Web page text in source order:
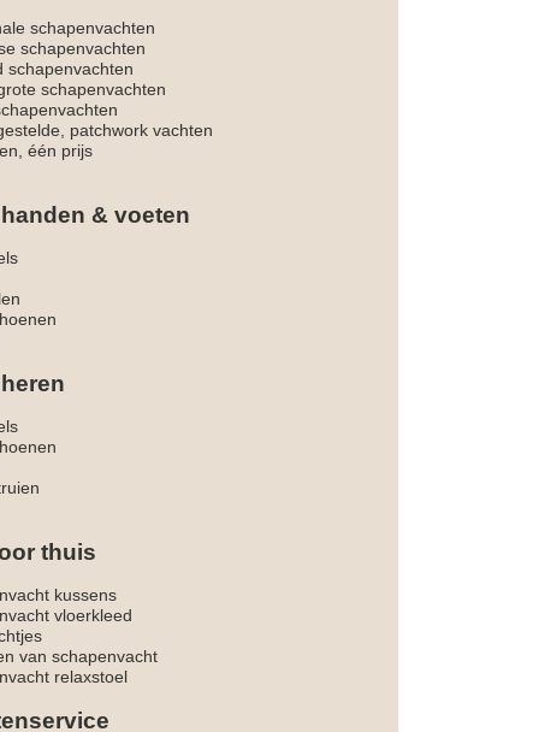
schapenvachten
schapenvachten
schapenvachten
schapenvachten
patchwork vachten
één prijs
& voeten
thuis
kussens
vloerkleed
van schapenvacht
relaxstoel